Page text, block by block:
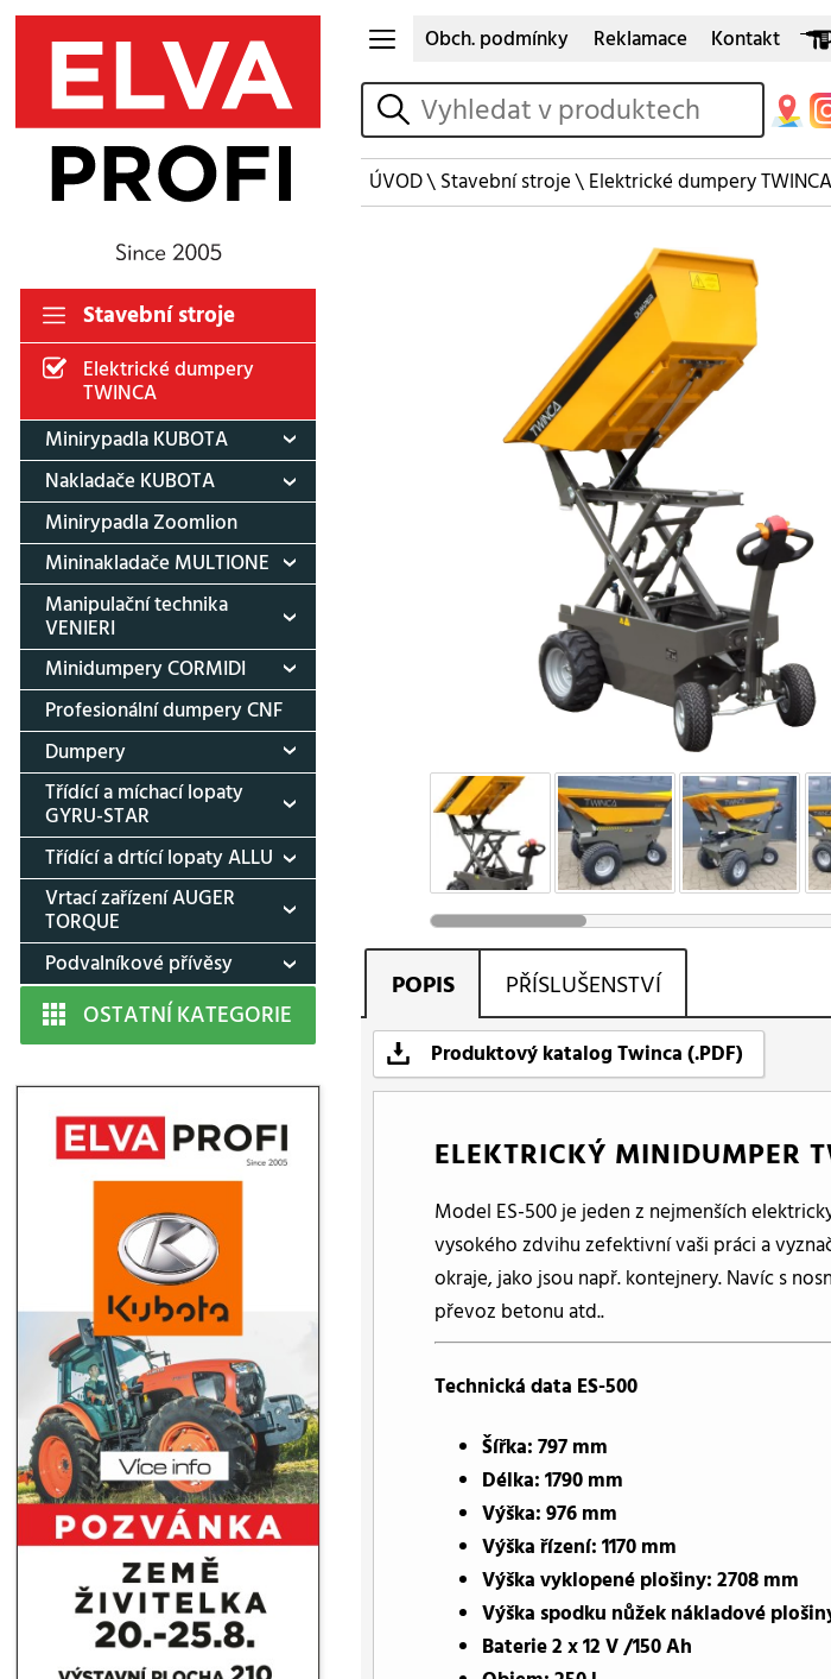
Stavební stroje
Elektrické dumpery
TWINCA
Minirypadla KUBOTA
Nakladače KUBOTA
Minirypadla Zoomlion
Mininakladače MULTIONE
Manipulační technika
VENIERI
Minidumpery CORMIDI
Profesionální dumpery CNF
Dumpery
Třídící a míchací lopaty
GYRU-STAR
Třídící a drtící lopaty ALLU
Vrtací zařízení AUGER
TORQUE
Podvalníkové přívěsy
OSTATNÍ KATEGORIE
Obch. podmínky Reklamace Kontakt
vyhledat
ÚVOD\Stavební stroje\Elektrické dumpery TWINCA
POPIS PŘÍSLUŠENSTVÍ
Produktový katalog Twinca (.PDF)
ELEKTRICKÝ MINIDUMPER
Model ES-500 je jeden z nejmenších
vysokého zdvihu zefektivní vaši práci a
okraje, jako jsou např. kontejnery. Navíc s
převoz betonu atd..
Technická data ES-500
Šířka: 797 mm
Délka: 1790 mm
Výška: 976 mm
Výška řízení: 1170 mm
Výška vyklopené plošiny: 2708 mm
Výška spodku nůžek nákladové
Baterie 2 x 12 V /150 Ah